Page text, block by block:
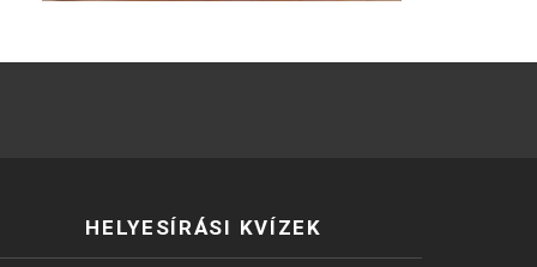
HELYESÍRÁSI KVÍZEK